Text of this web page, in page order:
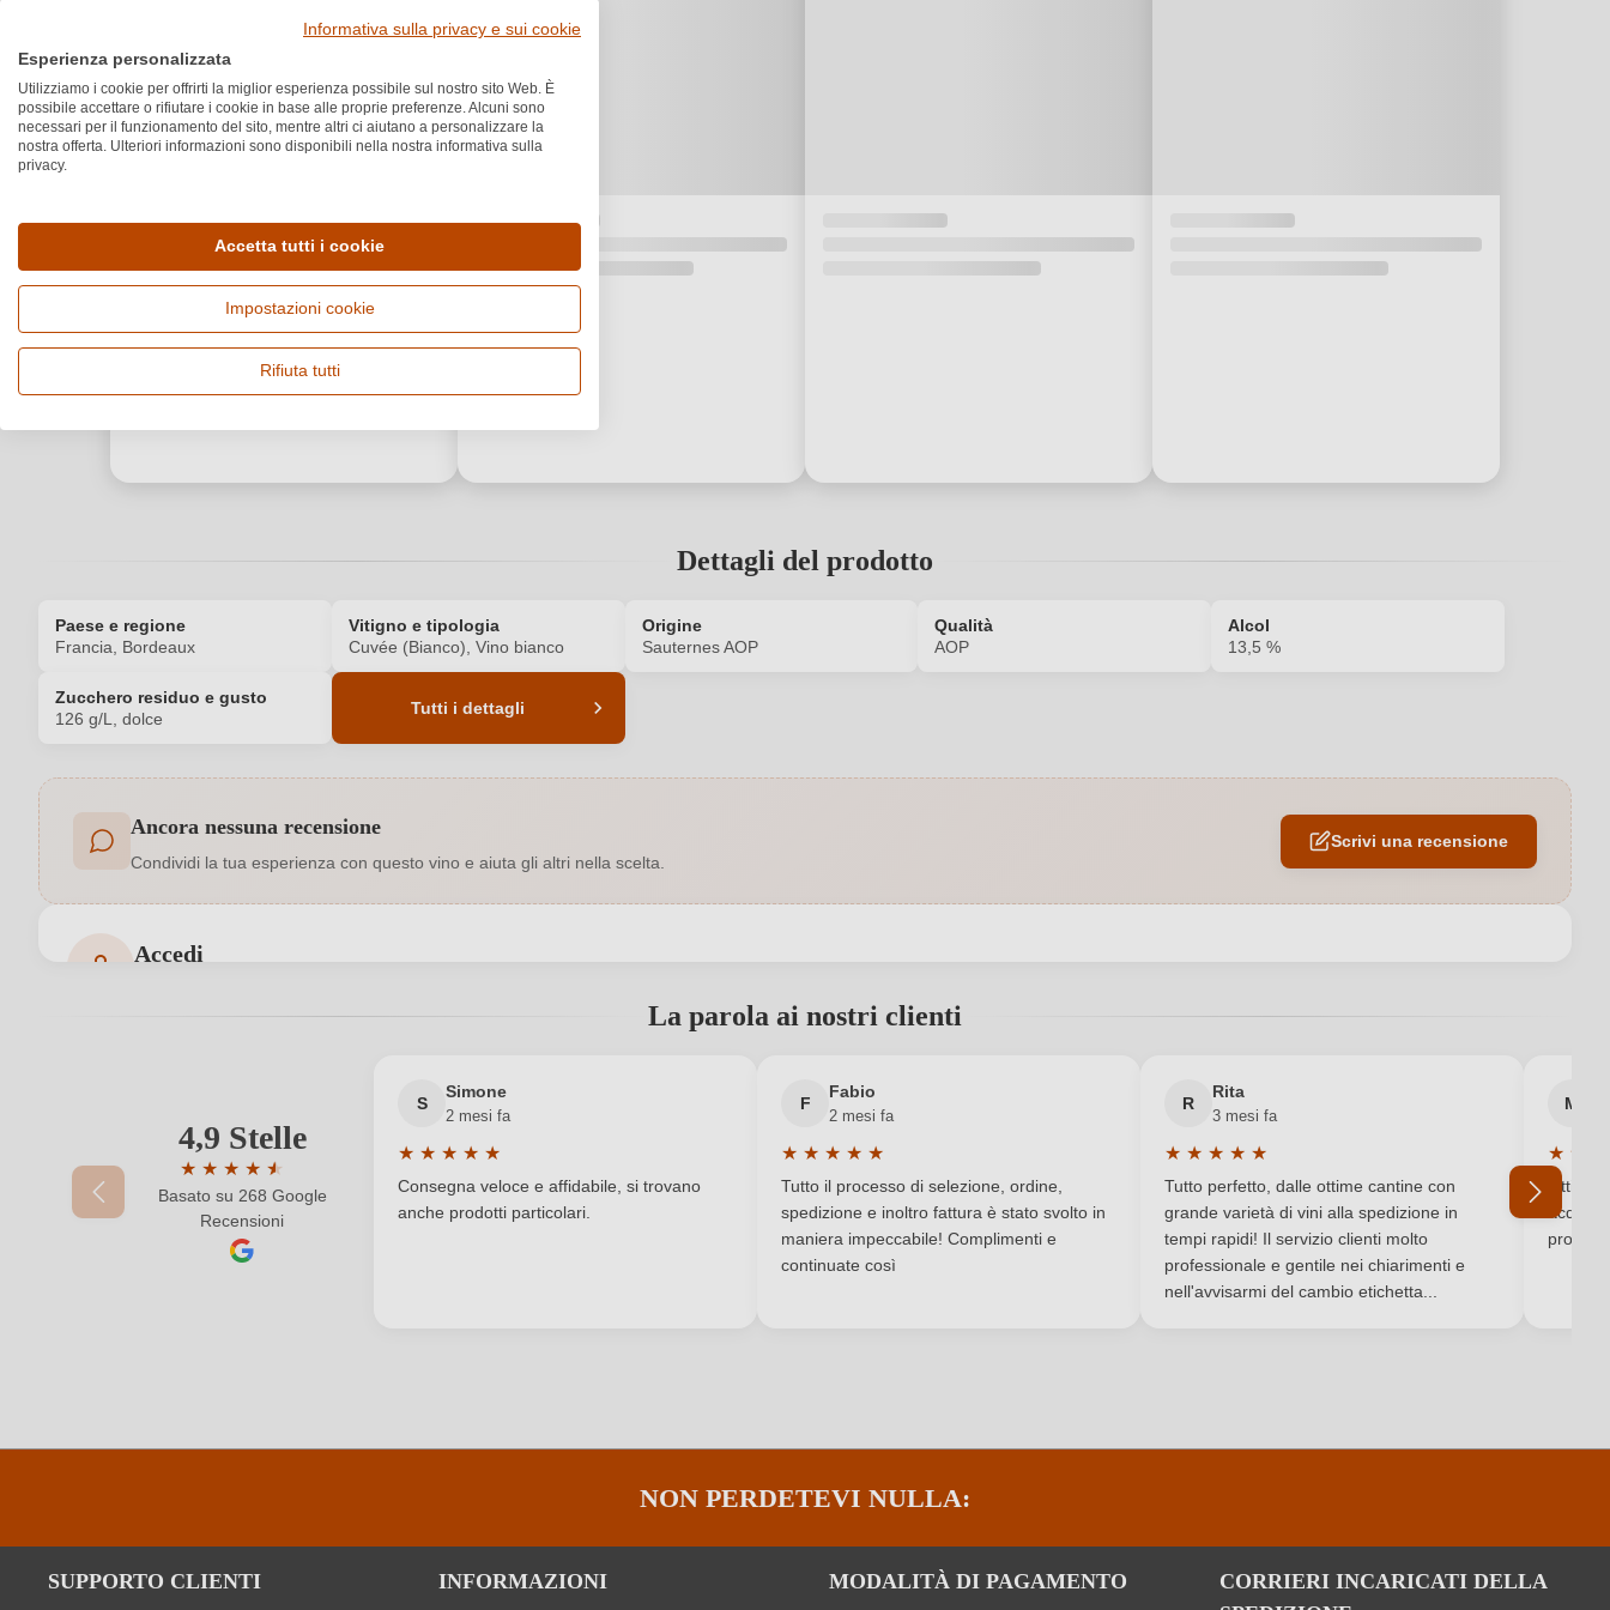
Dettagli del prodotto
Paese e regione
Francia, Bordeaux
Vitigno e tipologia
Cuvée (Bianco), Vino bianco
Origine
Sauternes AOP
Qualità
AOP
Alcol
13,5 %
Zucchero residuo e gusto
126 g/L, dolce
Tutti i dettagli
Annata Bianco
Contenuto di alcol 0,75 L
Indicazione geografica
Francia Produttore
Residuo zuccherino Solfiti
Sottoregione Sauternes Tappo di bottiglia Tappo in sughero naturale
Varietà di uva Cuvée (Bianco)
Ancora nessuna recensione
Condividi la tua esperienza con questo vino e aiuta gli altri nella scelta.
Scrivi una recensione
Accedi
Il tuo indirizzo e-mail
La tua password
Ho dimenticato la mia password.
La parola ai nostri clienti
4,9 Stelle
★ ★ ★ ★ ★
★
Valutazione media di 4.9 su 5 stelle
Basato su 268 Google
Recensioni
S
Simone
2 mesi fa
★ ★ ★ ★ ★
Valutazione media di 5 su 5 stelle
Consegna veloce e affidabile, si trovano
anche prodotti particolari.
F
Fabio
2 mesi fa
★ ★ ★ ★ ★
Valutazione media di 5 su 5 stelle
Tutto il processo di selezione, ordine,
spedizione e inoltro fattura è stato svolto in
maniera impeccabile! Complimenti e
continuate così
R
Rita
3 mesi fa
★ ★ ★ ★ ★
Valutazione media di 5 su 5 stelle
Tutto perfetto, dalle ottime cantine con
grande varietà di vini alla spedizione in
tempi rapidi! Il servizio clienti molto
professionale e gentile nei chiarimenti e
nell'avvisarmi del cambio etichetta...
M
★ ★
Ottimo
NON PERDETEVI NULLA:
SUPPORTO CLIENTI INFORMAZIONI MODALITÀ DI PAGAMENTO
CORRIERI INCARICATI DELLA
Informativa sulla privacy e sui cookie
Esperienza personalizzata
Utilizziamo i cookie per offrirti la miglior esperienza possibile sul nostro sito Web. È
possibile accettare o rifiutare i cookie in base alle proprie preferenze. Alcuni sono
necessari per il funzionamento del sito, mentre altri ci aiutano a personalizzare la
nostra offerta. Ulteriori informazioni sono disponibili nella nostra informativa sulla
privacy.
Accetta tutti i cookie
Impostazioni cookie
Rifiuta tutti